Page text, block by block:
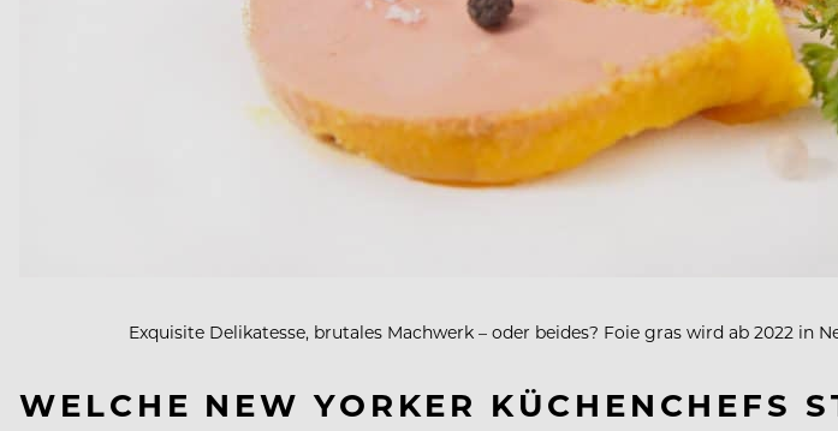
Exquisite Delikatesse, brutales Machwerk – oder beides? Foie gras wird ab 2022 in
WELCHE NEW YORKER KÜCHENCHEFS